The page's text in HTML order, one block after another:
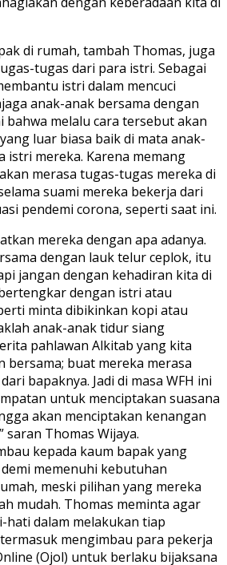
di rumah, tambah Thomas, juga
tugas dari para istri. Sebagai
istri dalam mencuci
anak-anak bersama dengan
bahwa melalu cara tersebut akan
luar biasa baik di mata anak-
istri mereka. Karena memang
merasa tugas-tugas mereka di
suami mereka bekerja dari
pendemi corona, seperti saat ini.
mereka dengan apa adanya.
dengan lauk telur ceplok, itu
jangan dengan kehadiran kita di
dengan istri atau
minta dibikinkan kopi atau
anak-anak tidur siang
pahlawan Alkitab yang kita
bersama; buat mereka merasa
bapaknya. Jadi di masa WFH ini
untuk menciptakan suasana
akan menciptakan kenangan
saran Thomas Wijaya.
kepada kaum bapak yang
memenuhi kebutuhan
meski pilihan yang mereka
mudah. Thomas meminta agar
dalam melakukan tiap
mengimbau para pekerja
(Ojol) untuk berlaku bijaksana